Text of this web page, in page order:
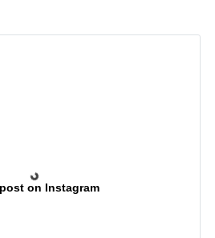
on Instagram